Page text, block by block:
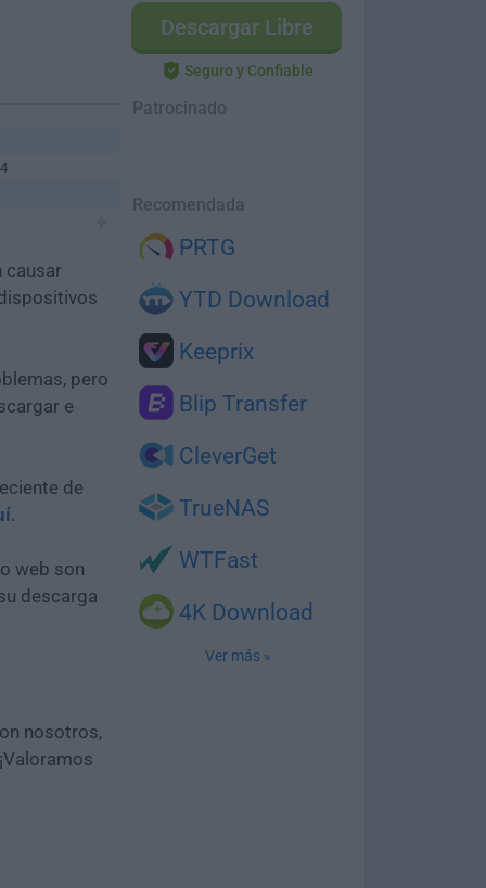
Descargar Libre
Seguro y Confiable
Patrocinado
Recomendada
PRTG
YTD Download
Keeprix
Blip Transfer
CleverGet
TrueNAS
WTFast
4K Download
Ver más »
causar
pero
e
de
.
web son
descarga
nosotros,